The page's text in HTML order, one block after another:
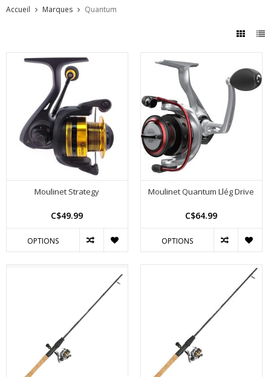
Accueil Marques Quantum
Moulinet Strategy
C$49.99
OPTIONS
Moulinet Quantum Llég Drive
C$64.99
OPTIONS